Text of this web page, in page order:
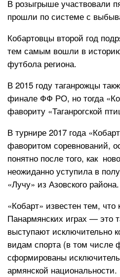
В розыгрыше участвовали
прошли по системе с
Кобартовцы второй год
тем самым вошли в
футбола региона.
В 2015 году таганрожцы
финале ФФ РО, но тогда
фавориту «Таганрогской
В турнире 2017 года
фаворитом соревнований,
понятно после того, как
неожиданно уступила в
«Лучу» из Азовского района.
«Кобарт» известен тем,
Панармянских играх — это
выступают исключительно
видам спорта (в том числе
сформированы
армянской национальности.